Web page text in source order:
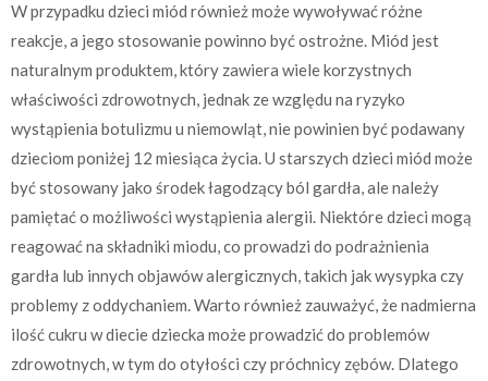
W przypadku dzieci miód również może wywoływać różne
reakcje, a jego stosowanie powinno być ostrożne. Miód jest
naturalnym produktem, który zawiera wiele korzystnych
właściwości zdrowotnych, jednak ze względu na ryzyko
wystąpienia botulizmu u niemowląt, nie powinien być podawany
dzieciom poniżej 12 miesiąca życia. U starszych dzieci miód może
być stosowany jako środek łagodzący ból gardła, ale należy
pamiętać o możliwości wystąpienia alergii. Niektóre dzieci mogą
reagować na składniki miodu, co prowadzi do podrażnienia
gardła lub innych objawów alergicznych, takich jak wysypka czy
problemy z oddychaniem. Warto również zauważyć, że nadmierna
ilość cukru w diecie dziecka może prowadzić do problemów
zdrowotnych, w tym do otyłości czy próchnicy zębów. Dlatego